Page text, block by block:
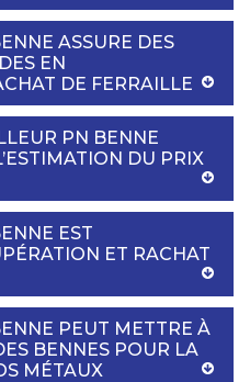
ASSURE DES
EN
DE FERRAILLE
PN BENNE
DU PRIX
EST
ET RACHAT
PEUT METTRE À
BENNES POUR LA
MÉTAUX